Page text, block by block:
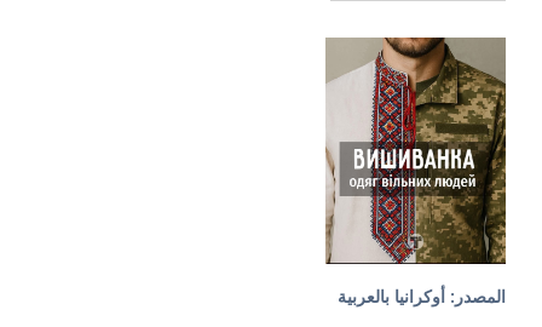
المصدر: أوكرانيا بالعربية